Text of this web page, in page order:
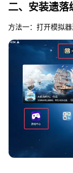
二、安装遗落
方法一：打开模拟